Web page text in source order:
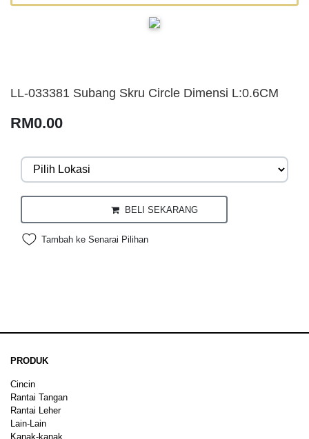
LL-033381 Subang Skru Circle Dimensi L:0.6CM
RM0.00
BELI SEKARANG
Tambah ke Senarai Pilihan
PRODUK
Cincin
Rantai Tangan
Rantai Leher
Lain-Lain
Kanak-kanak